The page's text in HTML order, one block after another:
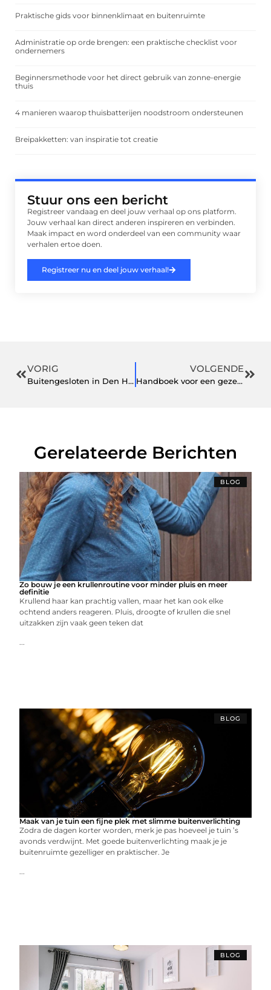
Praktische gids voor binnenklimaat en buitenruimte
Administratie op orde brengen: een praktische checklist voor
ondernemers
Beginnersmethode voor het direct gebruik van zonne-energie
thuis
4 manieren waarop thuisbatterijen noodstroom ondersteunen
Breipakketten: van inspiratie tot creatie
Stuur ons een bericht
Registreer vandaag en deel jouw verhaal op ons platform.
Jouw verhaal kan direct anderen inspireren en verbinden.
Maak impact en word onderdeel van een community waar
verhalen ertoe doen.
Registreer nu en deel jouw verhaal!
VORIG
Buitengesloten in Den Haag? Snelle hulp zonder schade aan je deur
VOLGENDE
Handboek voor een gezellige woning en een onderhoudsvriendelijke tuin
Gerelateerde Berichten
BLOG
Zo bouw je een krullenroutine voor minder pluis en meer
definitie
Krullend haar kan prachtig vallen, maar het kan ook elke
ochtend anders reageren. Pluis, droogte of krullen die snel
uitzakken zijn vaak geen teken dat
...
BLOG
Maak van je tuin een fijne plek met slimme buitenverlichting
Zodra de dagen korter worden, merk je pas hoeveel je tuin ’s
avonds verdwijnt. Met goede buitenverlichting maak je je
buitenruimte gezelliger en praktischer. Je
...
BLOG